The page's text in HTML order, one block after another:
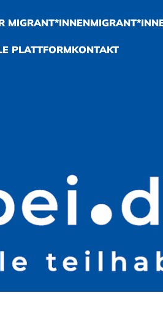
MIGRANT*INNEN
PLATTFORMKONTAKT